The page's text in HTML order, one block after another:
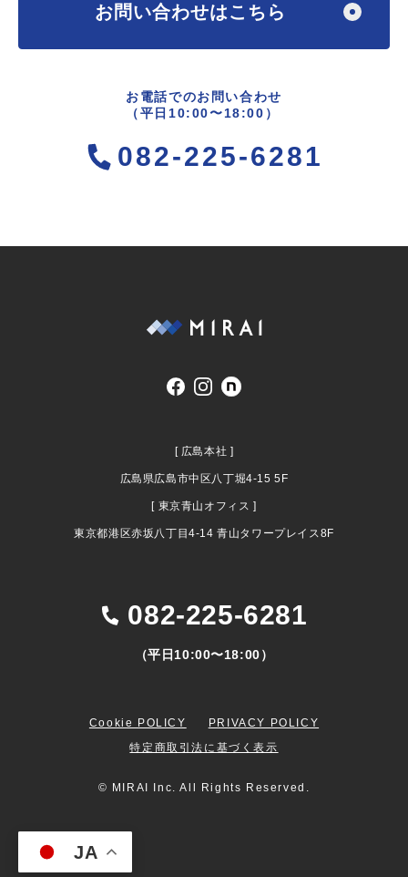
お問い合わせはこちら
お電話でのお問い合わせ
（平日10:00〜18:00）
082-225-6281
[ 広島本社 ]
広島県広島市中区八丁堀4-15 5F
[ 東京青山オフィス ]
東京都港区赤坂八丁目4-14 青山タワープレイス8F
082-225-6281
（平日10:00〜18:00）
Cookie POLICY
PRIVACY POLICY
特定商取引法に基づく表示
© MIRAI Inc. All Rights Reserved.
JA